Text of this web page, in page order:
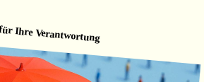
Ihre Verantwortung